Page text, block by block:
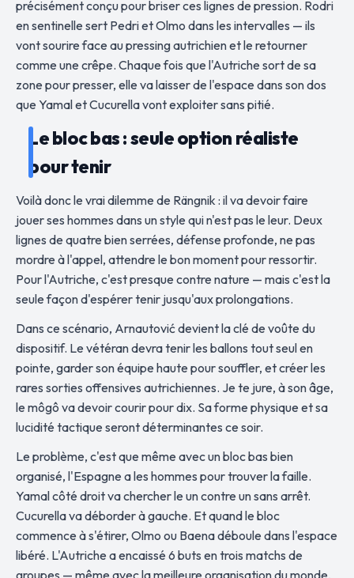
précisément conçu pour briser ces lignes de pression. Rodri
en sentinelle sert Pedri et Olmo dans les intervalles — ils
vont sourire face au pressing autrichien et le retourner
comme une crêpe. Chaque fois que l'Autriche sort de sa
zone pour presser, elle va laisser de l'espace dans son dos
que Yamal et Cucurella vont exploiter sans pitié.
Le bloc bas : seule option réaliste
pour tenir
Voilà donc le vrai dilemme de Rängnik : il va devoir faire
jouer ses hommes dans un style qui n'est pas le leur. Deux
lignes de quatre bien serrées, défense profonde, ne pas
mordre à l'appel, attendre le bon moment pour ressortir.
Pour l'Autriche, c'est presque contre nature — mais c'est la
seule façon d'espérer tenir jusqu'aux prolongations.
Dans ce scénario, Arnautović devient la clé de voûte du
dispositif. Le vétéran devra tenir les ballons tout seul en
pointe, garder son équipe haute pour souffler, et créer les
rares sorties offensives autrichiennes. Je te jure, à son âge,
le môgô va devoir courir pour dix. Sa forme physique et sa
lucidité tactique seront déterminantes ce soir.
Le problème, c'est que même avec un bloc bas bien
organisé, l'Espagne a les hommes pour trouver la faille.
Yamal côté droit va chercher le un contre un sans arrêt.
Cucurella va déborder à gauche. Et quand le bloc
commence à s'étirer, Olmo ou Baena déboule dans l'espace
libéré. L'Autriche a encaissé 6 buts en trois matchs de
groupes — même avec la meilleure organisation du monde,